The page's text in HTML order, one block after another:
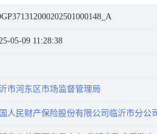
05-09 11:28:38
沂市河东区市场监督管理局
人民财产保险股份有限公司临沂市分公